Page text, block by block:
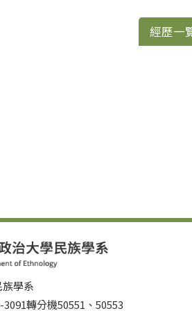
經歷一
學系
3091轉分機50551、50553